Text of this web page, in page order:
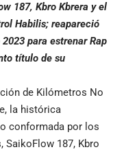
187, Kbro Kbrera y el
Habilis; reapareció
para estrenar Rap
título de su
de Kilómetros No
la histórica
conformada por los
SaikoFlow 187, Kbro